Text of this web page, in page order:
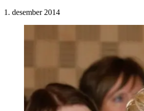
1. desember 2014